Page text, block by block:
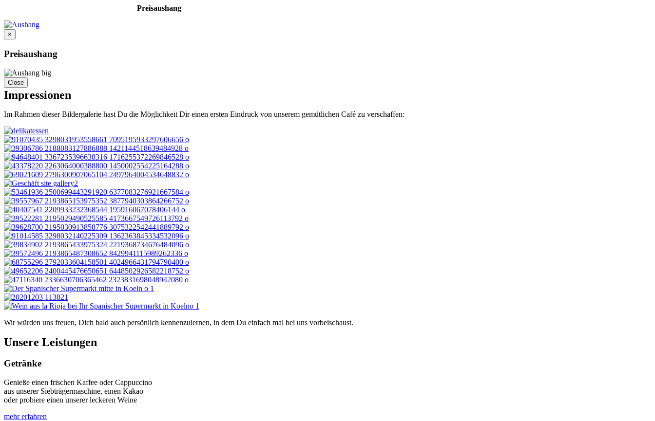
Preisaushang
×
Preisaushang
Close
Impressionen
Im Rahmen dieser Bildergalerie hast Du die Möglichkeit Dir einen ersten Eindruck von unserem gemütlichen Café zu verschaffen:
Wir würden uns freuen, Dich bald auch persönlich kennenzulernen, in dem Du einfach mal bei uns vorbeischaust.
Unsere Leistungen
Getränke
Genieße einen frischen Kaffee oder Cappuccino
aus unserer Siebträgermaschine, einen Kakao
oder probiere einen unserer leckeren Weine
mehr erfahren